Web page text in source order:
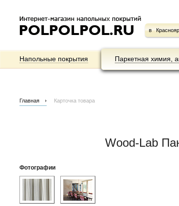
в
Напольные покрытия Паркетная химия,
Главная Карточка товара
Wood-Lab
Фотографии